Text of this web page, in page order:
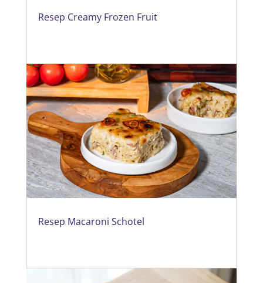
Resep Creamy Frozen Fruit
Resep Macaroni Schotel